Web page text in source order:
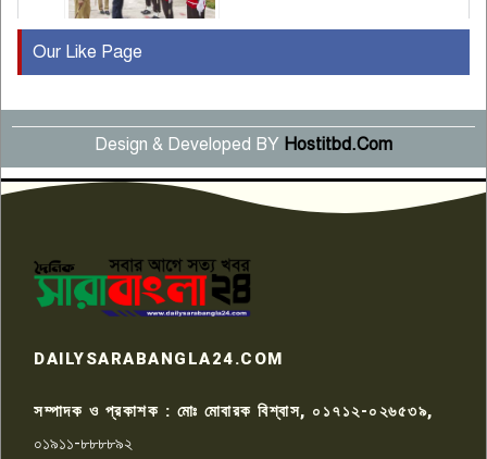
৫
বছর পূর্তি উদযাপন
৬
সংবাদ সম্মেলনে অভিযোগ অস্বীকার
উদ্দেশ্য প্রণোদিত সংবাদ প্রকাশের
প্রতিবাদ নাজির হাসানের
৭
কেটে ঘরে ঢুকে স্কুল শিক্ষিকাকে হত্যা
টয়লেটের ট্যাংকি থেকে লাশ উদ্ধার
রাজশাহীতে সন্ত্রাসী হামলায় গুরুতর
Our Like Page
Design & Developed BY Hostitbd.Com
DAILYSARABANGLA24.COM
সম্পাদক ও প্রকাশক : মোঃ মোবারক বিশ্বাস, ০১৭১২-০২৬৫৩৯,
০১৯১১-৮৮৮৮৯২